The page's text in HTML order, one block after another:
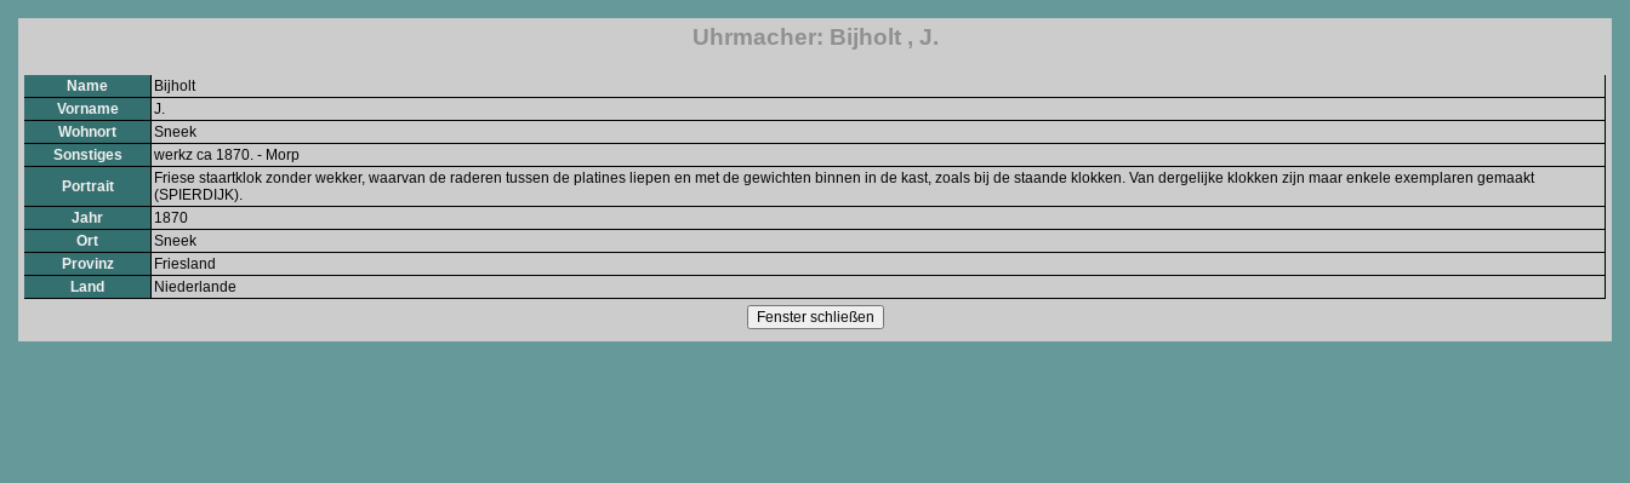
Uhrmacher: Bijholt , J.
Name
Bijholt
Vorname
J.
Wohnort
Sneek
Sonstiges
werkz ca 1870. - Morp
Portrait
Friese staartklok zonder wekker, waarvan de raderen tussen de platines liepen en met de gewichten binnen in de kast, zoals bij de staande klokken. Van dergelijke klokken zijn maar enkele exemplaren gemaakt
(SPIERDIJK).
Jahr
1870
Ort
Sneek
Provinz
Friesland
Land
Niederlande